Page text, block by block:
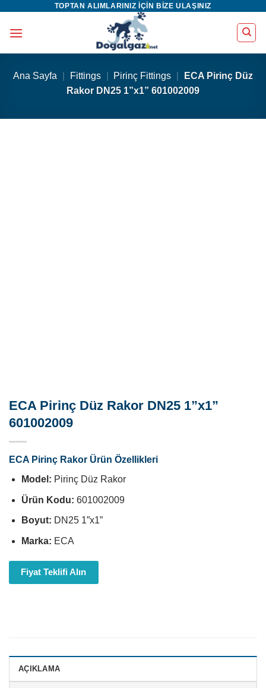
TOPTAN ALIMLARINIZ IÇIN BIZE ULAŞINIZ
Ana Sayfa Fittings Pirinç Fittings
ECA Pirinç Düz
Rakor DN25 1”x1” 601002009
ECA Pirinç Düz Rakor DN25 1”x1”
601002009
ECA Pirinç Rakor Ürün Özellikleri
Model: Pirinç Düz Rakor
Ürün Kodu: 601002009
Boyut: DN25 1”x1”
Marka: ECA
Fiyat Teklifi Alın
AÇIKLAMA